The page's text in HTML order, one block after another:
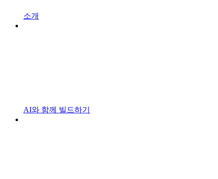
소개
AI와 함께 빌드하기